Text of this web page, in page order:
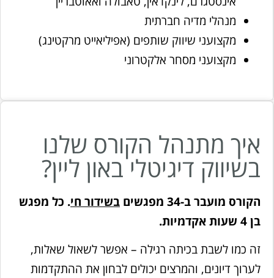
מנהלי מדיה חברתית
מקצועני שיווק שותפים (אפיליאייט מרקטינג)
מקצועני מסחר אלקטרוני
איך מתנהל הקורס שלנו
בשיווק דיגיטלי באון ליין?
הקורס מועבר ב-34 מפגשים בשידור חי. כל מפגש
בן 4 שעות אקדמיות.
זה כמו לשבת בכיתה רגילה – אפשר לשאול שאלות,
לערוך דיונים, והמרצים יכולים לבחון את ההתקדמות